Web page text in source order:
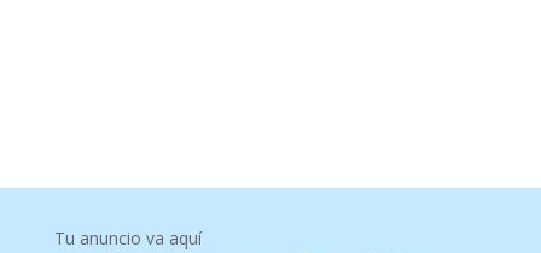
Tu anuncio va aquí